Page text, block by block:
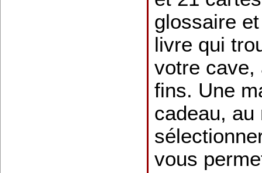
glossaire
livre qui
votre cave,
fins. Une
cadeau, au
vous